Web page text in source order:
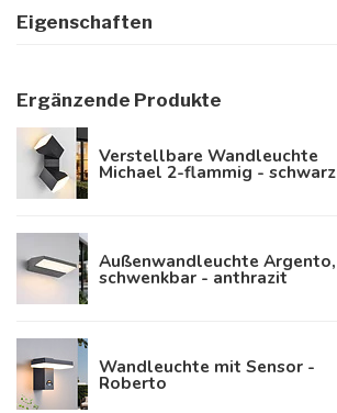
Eigenschaften
Ergänzende Produkte
Verstellbare Wandleuchte
Michael 2-flammig - schwarz
Außenwandleuchte Argento,
schwenkbar - anthrazit
Wandleuchte mit Sensor -
Roberto